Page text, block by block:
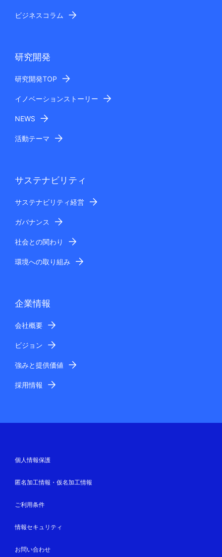
ビジネスコラム
研究開発
研究開発TOP
イノベーションストーリー
NEWS
活動テーマ
サステナビリティ
サステナビリティ経営
ガバナンス
社会との関わり
環境への取り組み
企業情報
会社概要
ビジョン
強みと提供価値
採用情報
個人情報保護
匿名加工情報・仮名加工情報
ご利用条件
情報セキュリティ
お問い合わせ